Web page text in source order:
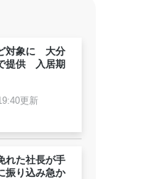
対象に 大分
提供 入居期
更新
れた社長が手
振り込み急か